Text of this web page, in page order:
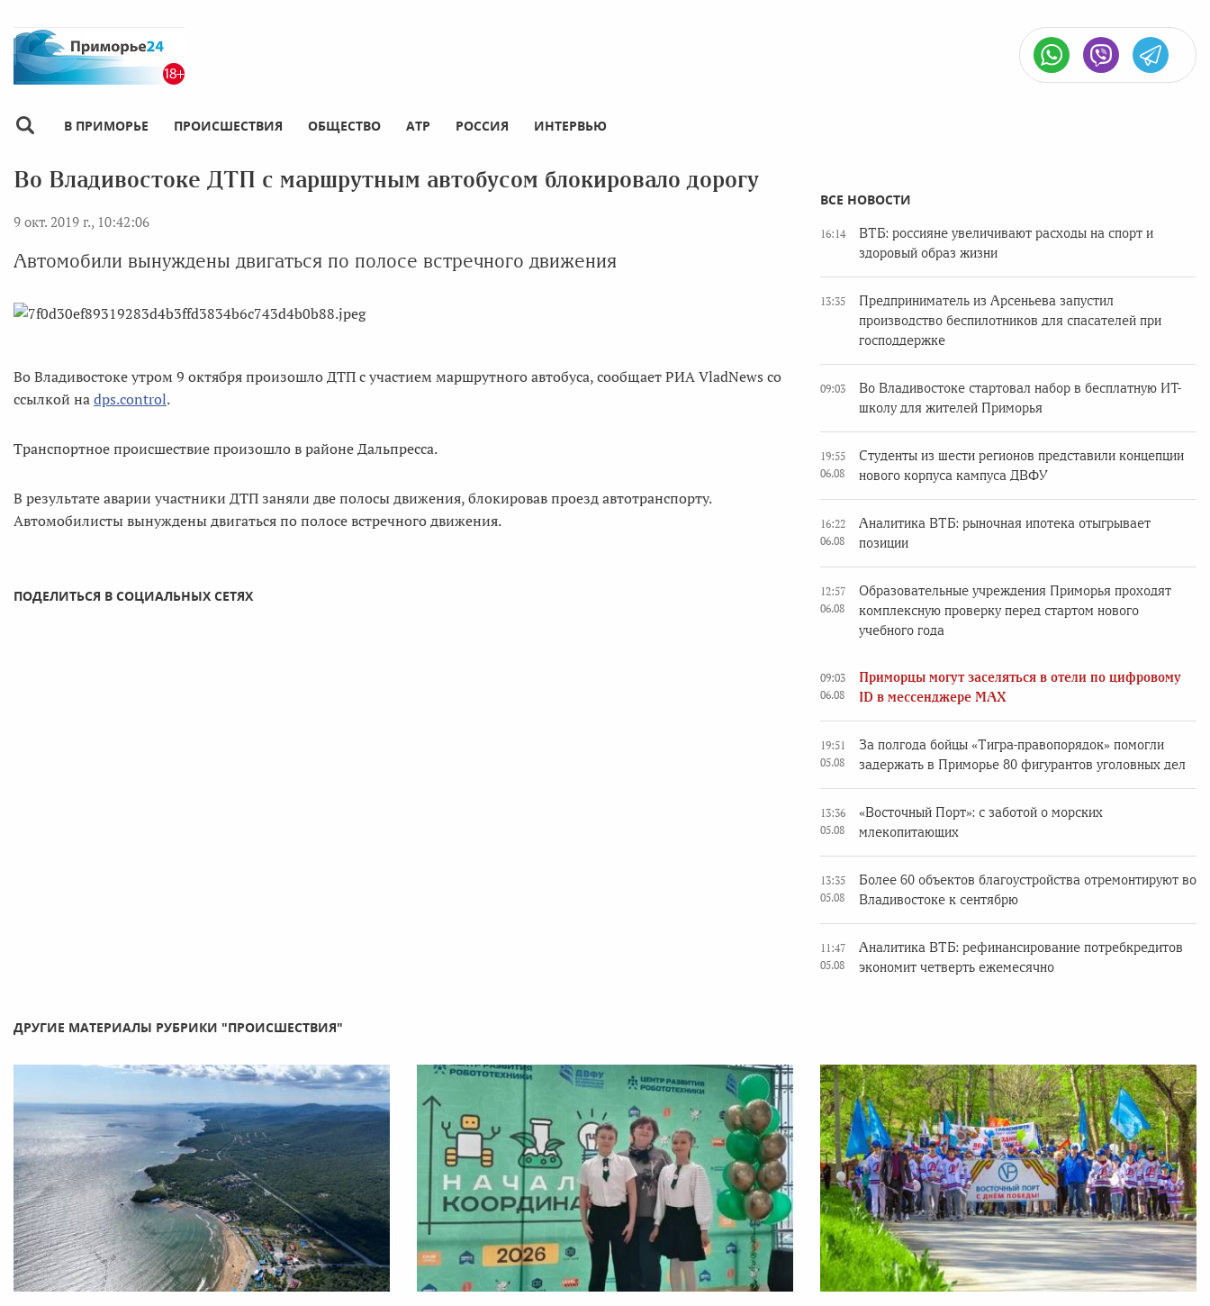
В ПРИМОРЬЕ ПРОИСШЕСТВИЯ ОБЩЕСТВО АТР РОССИЯ ИНТЕРВЬЮ
Во Владивостоке ДТП с маршрутным автобусом блокировало дорогу
9 окт. 2019 г., 10:42:06
Автомобили вынуждены двигаться по полосе встречного движения
Во Владивостоке утром 9 октября произошло ДТП с участием маршрутного автобуса, сообщает РИА VladNews со
ссылкой наdps.control.
Транспортное происшествие произошло в районе Дальпресса.
В результате аварии участники ДТП заняли две полосы движения, блокировав проезд автотранспорту.
Автомобилисты вынуждены двигаться по полосе встречного движения.
ПОДЕЛИТЬСЯ В СОЦИАЛЬНЫХ СЕТЯХ
ВСЕ НОВОСТИ
16:14
ВТБ: россияне увеличивают расходы на спорт и
здоровый образ жизни
13:35
Предприниматель из Арсеньева запустил
производство беспилотников для спасателей при
господдержке
09:03
Во Владивостоке стартовал набор в бесплатную ИТ-
школу для жителей Приморья
19:55
06.08
Студенты из шести регионов представили концепции
нового корпуса кампуса ДВФУ
16:22
06.08
Аналитика ВТБ: рыночная ипотека отыгрывает
позиции
12:57
06.08
Образовательные учреждения Приморья проходят
комплексную проверку перед стартом нового
учебного года
09:03
06.08
Приморцы могут заселяться в отели по цифровому
ID в мессенджере MAX
19:51
05.08
За полгода бойцы «Тигра-правопорядок» помогли
задержать в Приморье 80 фигурантов уголовных дел
13:36
05.08
«Восточный Порт»: с заботой о морских
млекопитающих
13:35
05.08
Более 60 объектов благоустройства отремонтируют во
Владивостоке к сентябрю
11:47
05.08
Аналитика ВТБ: рефинансирование потребкредитов
экономит четверть ежемесячно
ДРУГИЕ МАТЕРИАЛЫ РУБРИКИ "ПРОИСШЕСТВИЯ"